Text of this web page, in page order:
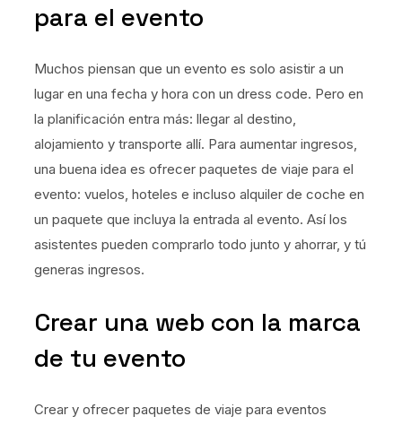
para el evento
Muchos piensan que un evento es solo asistir a un
lugar en una fecha y hora con un dress code. Pero en
la planificación entra más: llegar al destino,
alojamiento y transporte allí. Para aumentar ingresos,
una buena idea es ofrecer paquetes de viaje para el
evento: vuelos, hoteles e incluso alquiler de coche en
un paquete que incluya la entrada al evento. Así los
asistentes pueden comprarlo todo junto y ahorrar, y tú
generas ingresos.
Crear una web con la marca
de tu evento
Crear y ofrecer paquetes de viaje para eventos